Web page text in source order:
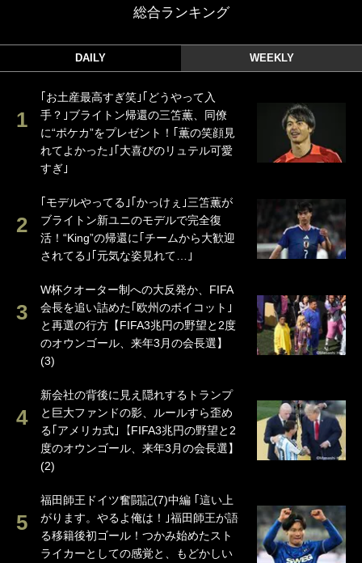
総合ランキング
DAILY WEEKLY
｢お土産最高すぎ笑｣｢どうやって入
手？｣ブライトン帰還の三笘薫、同僚
に“ポケカ”をプレゼント！｢薫の笑顔見
れてよかった｣｢大喜びのリュテル可愛
すぎ｣
｢モデルやってる｣｢かっけぇ｣三笘薫が
ブライトン新ユニのモデルで完全復
活！“King”の帰還に｢チームから大歓迎
されてる｣｢元気な姿見れて…｣
W杯クオーター制への大反発か、FIFA
会長を追い詰めた｢欧州のボイコット｣
と再選の行方【FIFA3兆円の野望と2度
のオウンゴール、来年3月の会長選】
(3)
新会社の背後に見え隠れするトランプ
と巨大ファンドの影、ルールすら歪め
る｢アメリカ式｣【FIFA3兆円の野望と2
度のオウンゴール、来年3月の会長選】
(2)
福田師王ドイツ奮闘記(7)中編 ｢這い上
がります。やるよ俺は！｣福田師王が語
る移籍後初ゴール！つかみ始めたスト
ライカーとしての感覚と、もどかしい